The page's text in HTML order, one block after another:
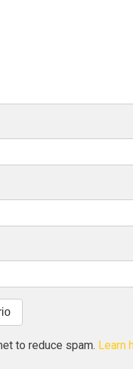
to reduce spam. Learn